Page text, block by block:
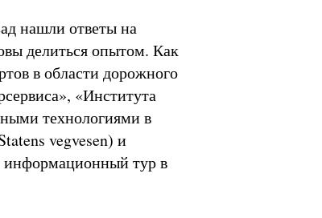
нашли ответы на
делиться опытом. Как
в области дорожного
«Института
технологиями в
vegvesen) и
тур в